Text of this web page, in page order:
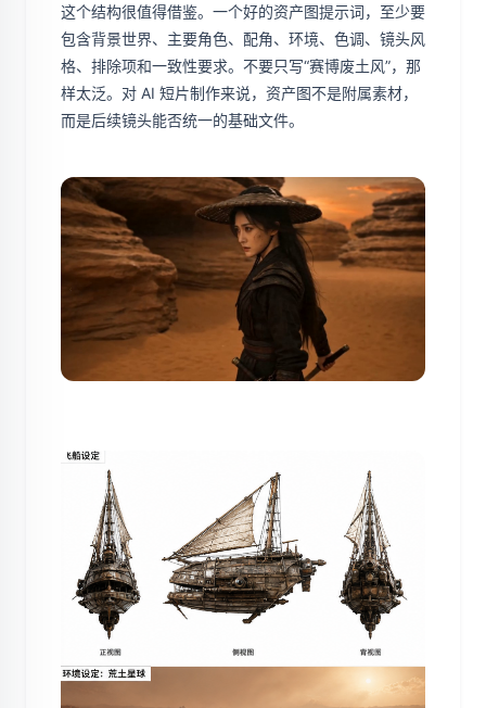
这个结构很值得借鉴。一个好的资产图提示词，至少要
包含背景世界、主要角色、配角、环境、色调、镜头风
格、排除项和一致性要求。不要只写“赛博废土风”，那
样太泛。对 AI 短片制作来说，资产图不是附属素材，
而是后续镜头能否统一的基础文件。